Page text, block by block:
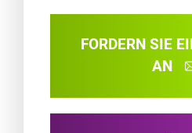
FORDERN SIE
AN